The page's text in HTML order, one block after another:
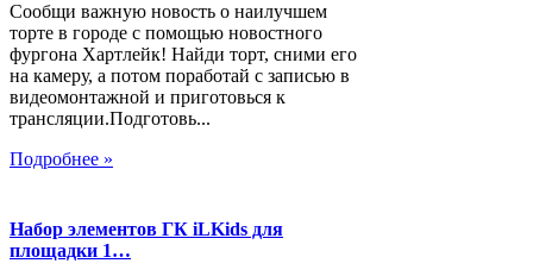
Сообщи важную новость о наилучшем
торте в городе с помощью новостного
фургона Хартлейк! Найди торт, сними его
на камеру, а потом поработай с записью в
видеомонтажной и приготовься к
трансляции.Подготовь...
Подробнее »
Набор элементов ГК iLKids для
площадки 1…